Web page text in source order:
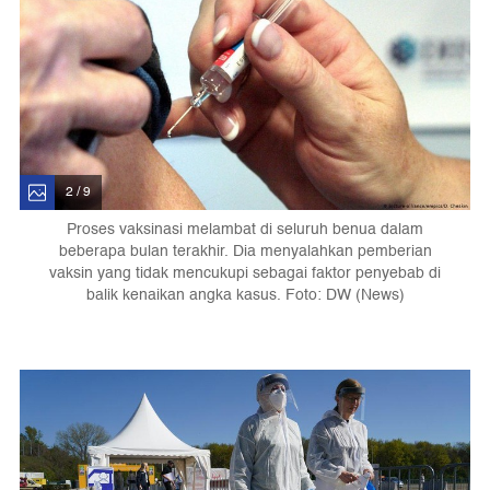
2 / 9
Proses vaksinasi melambat di seluruh benua dalam
beberapa bulan terakhir. Dia menyalahkan pemberian
vaksin yang tidak mencukupi sebagai faktor penyebab di
balik kenaikan angka kasus. Foto: DW (News)